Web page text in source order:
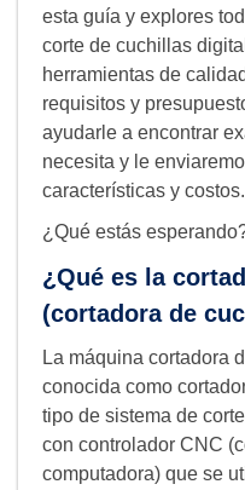
esta guía y explores
corte de cuchillas
herramientas de
requisitos y
ayudarle a encontrar
necesita y le
características y costos.
¿Qué estás
¿Qué es la
(cortadora de
La máquina cortadora
conocida como
tipo de sistema de
con controlador CNC
computadora) que se